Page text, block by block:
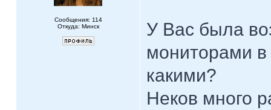
Сообщения: 114
Откуда: Минск
У Вас была
мониторами
какими?
Неков много